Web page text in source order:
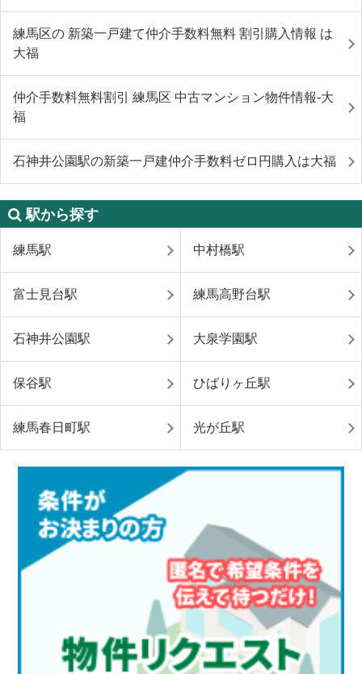
練馬区の 新築一戸建て仲介手数料無料 割引購入情報 は
大福
仲介手数料無料割引 練馬区 中古マンション物件情報-大
福
石神井公園駅の新築一戸建仲介手数料ゼロ円購入は大福
駅から探す
練馬駅 中村橋駅
富士見台駅 練馬高野台駅
石神井公園駅 大泉学園駅
保谷駅 ひばりヶ丘駅
練馬春日町駅 光が丘駅